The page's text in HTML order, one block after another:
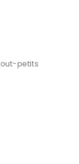
petits